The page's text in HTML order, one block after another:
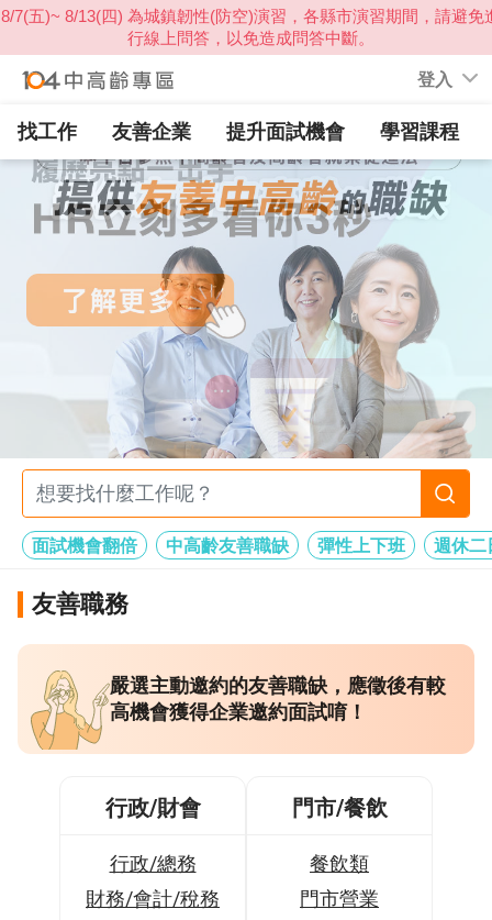
登入
找工作 友善企業 提升面試機會 學習課程
面試機會翻倍 中高齡友善職缺 彈性上下班 週休二
友善職務
嚴選主動邀約的友善職缺，應徵後有較
高機會獲得企業邀約面試唷！
行政/財會
行政/總務
財務/會計/稅務
門市/餐飲
餐飲類
門市營業